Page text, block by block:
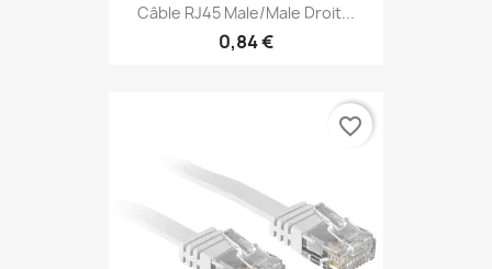
Câble RJ45 Male/Male Droit...
0,84 €
favorite_border